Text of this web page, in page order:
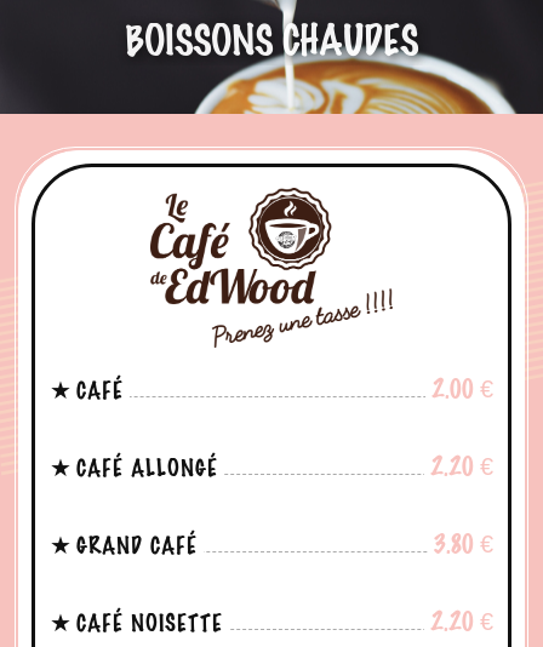
BOISSONS CHAUDES
2.00 €
CAFÉ
2.20 €
CAFÉ ALLONGÉ
3.80 €
GRAND CAFÉ
2.20 €
CAFÉ NOISETTE